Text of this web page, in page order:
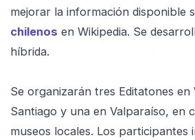
mejorar la información disponible
chilenos en Wikipedia. Se
híbrida.
Se organizarán tres Editatones en
Santiago y una en Valparaíso, en
museos locales. Los participantes